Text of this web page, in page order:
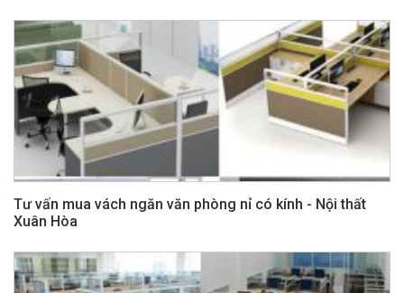
Tư vấn mua vách ngăn văn phòng nỉ có kính - Nội thất
Xuân Hòa